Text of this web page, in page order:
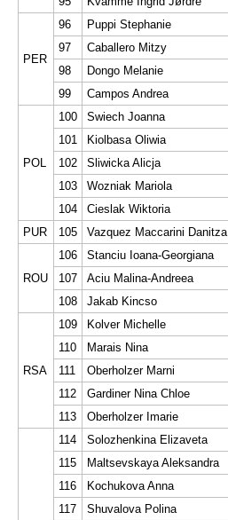
PER
96
Puppi Stephanie
97
Caballero Mitzy
98
Dongo Melanie
99
Campos Andrea
POL
100
Swiech Joanna
101
Kiolbasa Oliwia
102
Sliwicka Alicja
103
Wozniak Mariola
104
Cieslak Wiktoria
PUR
105 Vazquez Maccarini Danitza
ROU
106
Stanciu Ioana-Georgiana
107
Aciu Malina-Andreea
108
Jakab Kincso
RSA
109
Kolver Michelle
110
Marais Nina
111
Oberholzer Marni
112
Gardiner Nina Chloe
113
Oberholzer Imarie
114
Solozhenkina Elizaveta
115
Maltsevskaya Aleksandra
116
Kochukova Anna
117
Shuvalova Polina